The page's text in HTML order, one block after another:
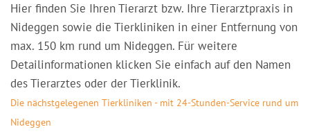
Hier finden Sie Ihren Tierarzt bzw. Ihre Tierarztpraxis in
Nideggen sowie die Tierkliniken in einer Entfernung von
max. 150 km rund um Nideggen. Für weitere
Detailinformationen klicken Sie einfach auf den Namen
des Tierarztes oder der Tierklinik.
Die nächstgelegenen Tierkliniken - mit 24-Stunden-Service rund um
Nideggen